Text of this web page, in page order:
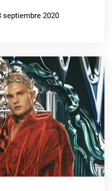
septiembre 2020